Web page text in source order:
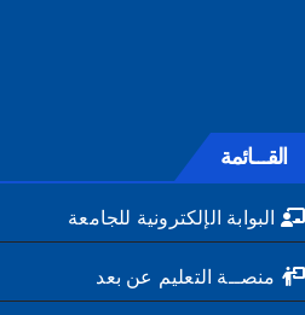
القـــائمة
البوابة الإلكترونية للجامعة
منصــة التعليم عن بعد